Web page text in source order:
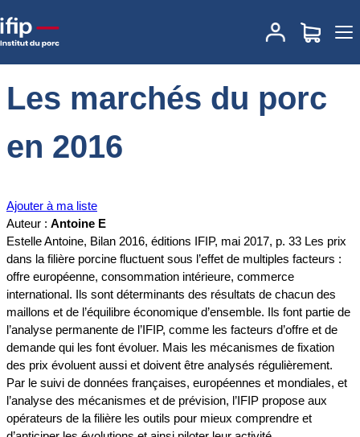
Accueil Les marchés du porc en 2016
Les marchés du porc
en 2016
Ajouter à ma liste
Auteur : Antoine E
Estelle Antoine, Bilan 2016, éditions IFIP, mai 2017, p. 33 Les prix
dans la filière porcine fluctuent sous l’effet de multiples facteurs :
offre européenne, consommation intérieure, commerce
international. Ils sont déterminants des résultats de chacun des
maillons et de l’équilibre économique d’ensemble. Ils font partie de
l’analyse permanente de l’IFIP, comme les facteurs d’offre et de
demande qui les font évoluer. Mais les mécanismes de fixation
des prix évoluent aussi et doivent être analysés régulièrement.
Par le suivi de données françaises, européennes et mondiales, et
l’analyse des mécanismes et de prévision, l’IFIP propose aux
opérateurs de la filière les outils pour mieux comprendre et